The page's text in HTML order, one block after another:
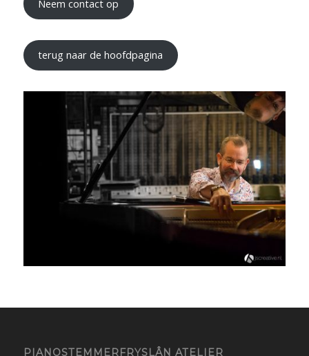
Neem contact op
terug naar de hoofdpagina
PIANOSTEMMERFRYSLÂN ATELIER